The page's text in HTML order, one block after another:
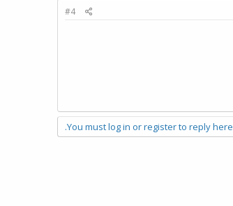
#4
You must log in or register to reply here.